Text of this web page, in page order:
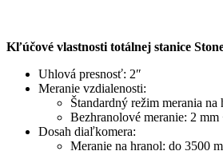
Kľúčové vlastnosti totálnej stanice
Uhlová presnosť: 2″
Meranie vzdialenosti:
Štandardný režim merania
Bezhranolové meranie: 2 mm
Dosah diaľkomera:
Meranie na hranol: do 3500 m